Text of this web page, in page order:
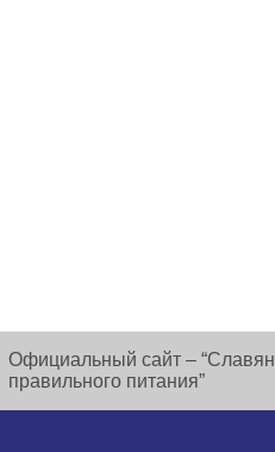
Официальный сайт –
правильного питания”